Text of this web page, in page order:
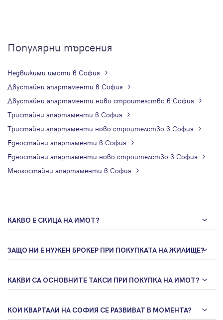
Популярни търсения
Недвижими имоти в София
Двустайни апартаменти в София
Двустайни апартаменти ново строителство в София
Тристайни апартаменти в София
Тристайни апартаменти ново строителство в София
Едностайни апартаменти в София
Едностайни апартаменти ново строителство в София
Многостайни апартаменти в София
КАКВО Е СКИЦА НА ИМОТ?
ЗАЩО НИ Е НУЖЕН БРОКЕР ПРИ ПОКУПКАТА НА ЖИЛИЩЕ?
КАКВИ СА ОСНОВНИТЕ ТАКСИ ПРИ ПОКУПКА НА ИМОТ?
КОИ КВАРТАЛИ НА СОФИЯ СЕ РАЗВИВАТ В МОМЕНТА?